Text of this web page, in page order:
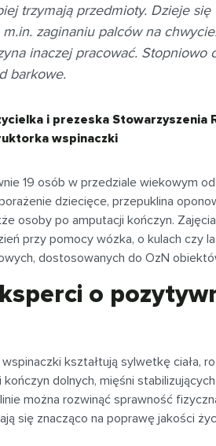
trzymają przedmioty. Dzieje
zaginaniu palców na
inaczej pracować. Stopniowo
barkowe.
i prezeska Stowarzyszenia
wspinaczki
19 osób w przedziale wiekowym
dziecięce, przepuklina
osoby po amputacji kończyn.
przy pomocy wózka, o kulach czy
dostosowanych do OzN
o
kształtują sylwetkę ciała,
dolnych, mięśni
można rozwinąć sprawność
się znacząco na poprawę jakości